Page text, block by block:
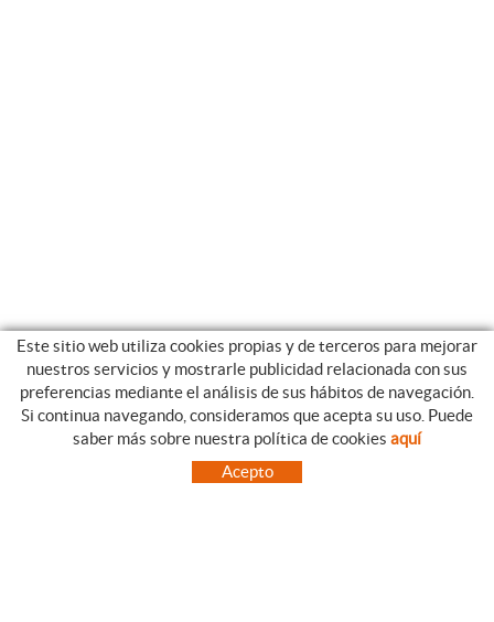
CATEGORIAS GUIA DE COMPRA
CONDICIONES DE COMPRA
PAGO
Este sitio web utiliza cookies propias y de terceros para mejorar
nuestros servicios y mostrarle publicidad relacionada con sus
preferencias mediante el análisis de sus hábitos de navegación.
Si continua navegando, consideramos que acepta su uso. Puede
saber más sobre nuestra política de cookies aquí
Acepto